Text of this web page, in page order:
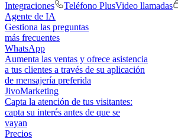
Integraciones
Teléfono PlusVideo llamadas
Agente de IA
Gestiona las preguntas
más frecuentes
WhatsApp
Aumenta las ventas y ofrece asistencia
a tus clientes a través de su aplicación
de mensajería preferida
JivoMarketing
Capta la atención de tus visitantes:
capta su interés antes de que se
vayan
Precios